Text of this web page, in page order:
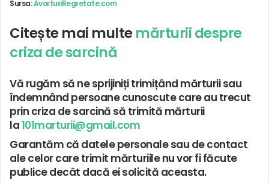
Sursa:AvorturiRegretate.com
Citește mai multemărturii despre
criza de sarcină
Vă rugăm să ne sprijiniți trimițând mărturii sau
îndemnând persoane cunoscute care au trecut
prin criza de sarcină să trimită mărturii
la101marturii@gmail.com
Garantăm că datele personale sau de contact
ale celor care trimit mărturiile nu vor fi făcute
publice decât dacă ei solicită aceasta.